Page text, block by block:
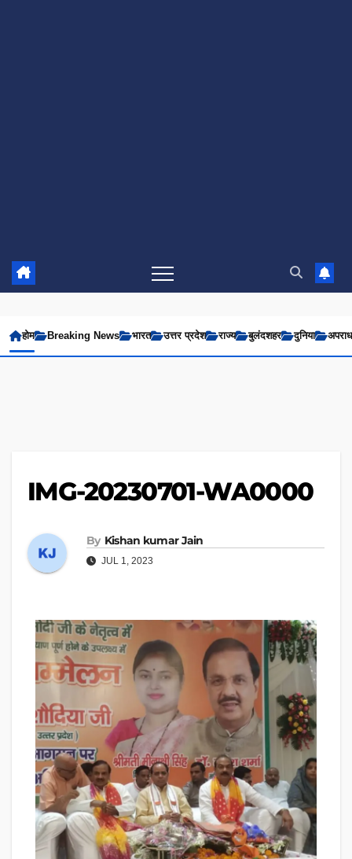
होम Breaking News भारत उत्तर प्रदेश राज्य बुलंदशहर दुनिया अपराध
IMG-20230701-WA0000
By Kishan kumar Jain
JUL 1, 2023